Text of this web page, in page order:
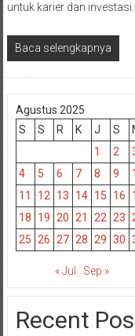
untuk karier dan
Baca selengkapnya
Agustus 2025
S
S R K J S
1
2
4
5 6 7 8 9
11
12 13 14 15 16
18
19 20 21 22 23
25 26 27 28 29 30
« Jul Sep »
Recent